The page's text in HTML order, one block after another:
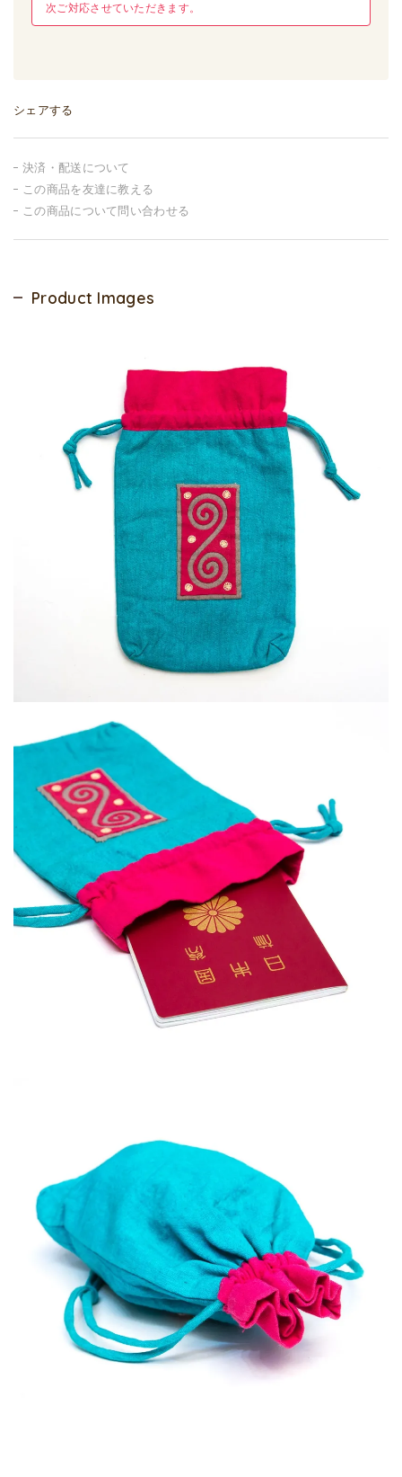
次ご対応させていただきます。
シェアする
決済・配送について
この商品を友達に教える
この商品について問い合わせる
Product Images